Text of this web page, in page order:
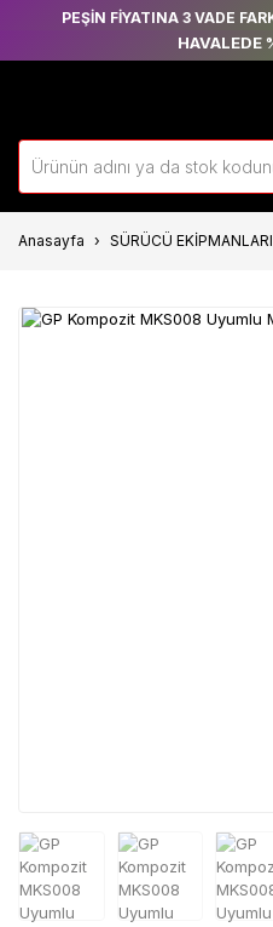
PEŞİN FİYATINA 3 VADE
HAVALEDE
Anasayfa SÜRÜCÜ EKİPMANLARI